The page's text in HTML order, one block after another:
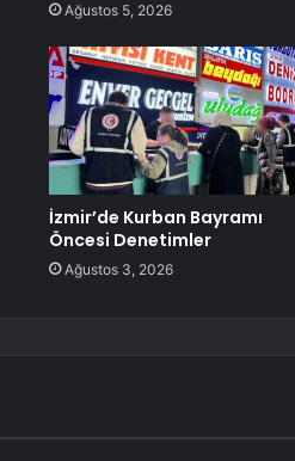
Ağustos 5, 2026
İzmir’de Kurban Bayramı
Öncesi Denetimler
Ağustos 3, 2026